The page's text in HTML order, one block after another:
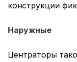
конструкции
Наружные
Центраторы